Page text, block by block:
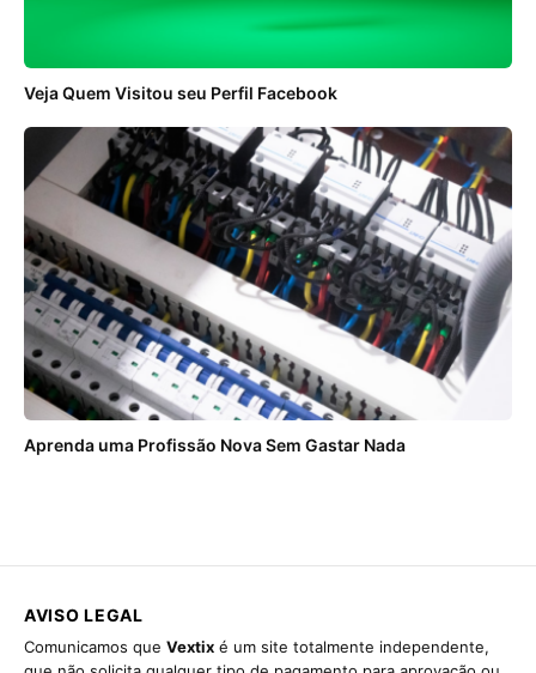
Veja Quem Visitou seu Perfil Facebook
Aprenda uma Profissão Nova Sem Gastar Nada
AVISO LEGAL
Comunicamos que Vextix é um site totalmente independente,